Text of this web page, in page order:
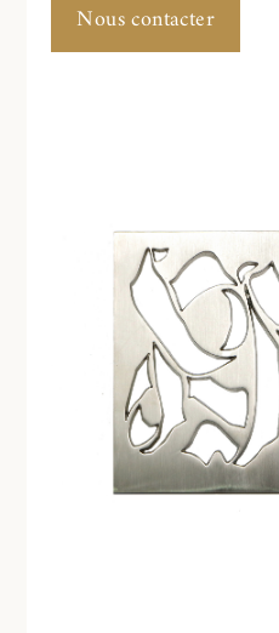
Nous contacter